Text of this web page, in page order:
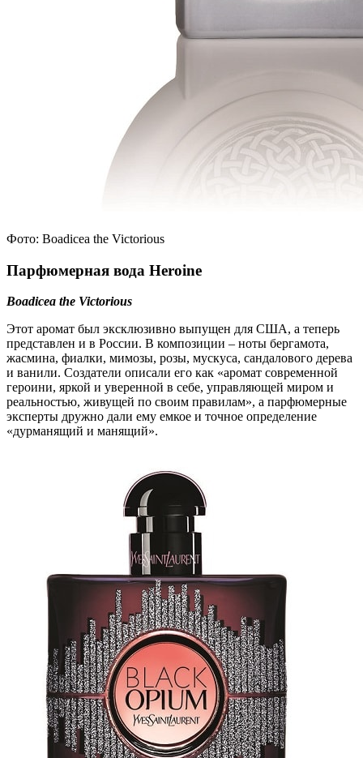
Фото: Boadicea the Victorious
Парфюмерная вода Heroine
Boadicea the Victorious
Этот аромат был эксклюзивно выпущен для США, а теперь
представлен и в России. В композиции – ноты бергамота,
жасмина, фиалки, мимозы, розы, мускуса, сандалового дерева
и ванили. Создатели описали его как «аромат современной
героини, яркой и уверенной в себе, управляющей миром и
реальностью, живущей по своим правилам», а парфюмерные
эксперты дружно дали ему емкое и точное определение
«дурманящий и манящий».